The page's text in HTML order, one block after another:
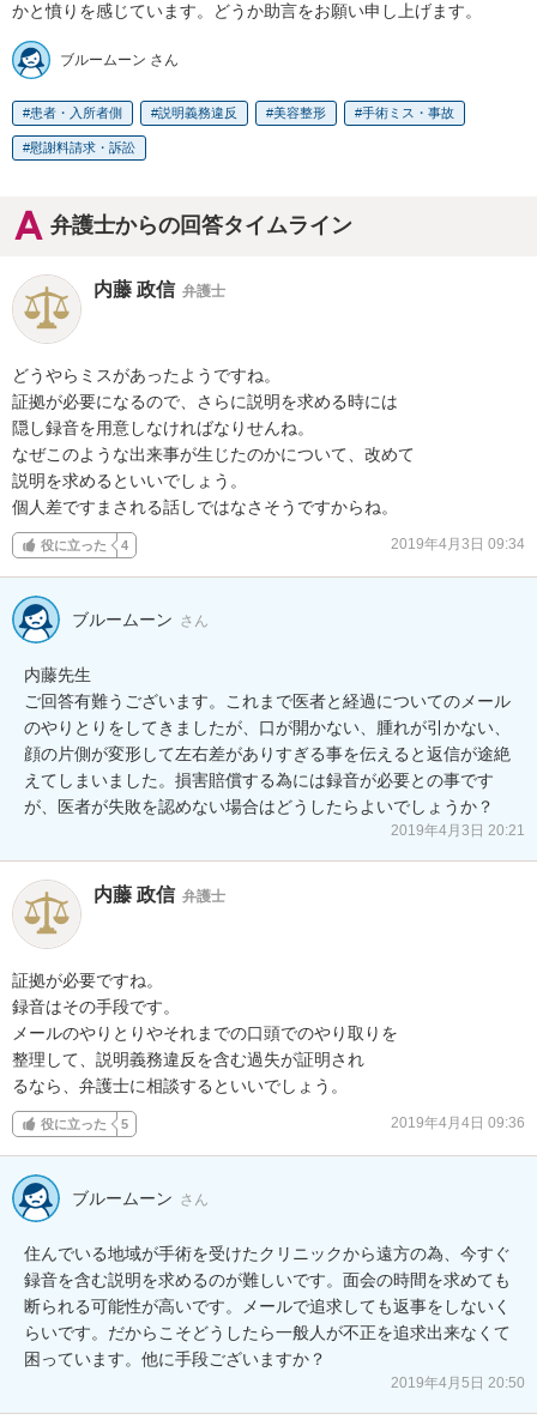
かと憤りを感じています。どうか助言をお願い申し上げます。
ブルームーン さん
患者・入所者側 説明義務違反 美容整形 手術ミス・事故
慰謝料請求・訴訟
弁護士からの回答タイムライン
内藤 政信 弁護士
どうやらミスがあったようですね。
証拠が必要になるので、さらに説明を求める時には
隠し録音を用意しなければなりせんね。
なぜこのような出来事が生じたのかについて、改めて
説明を求めるといいでしょう。
個人差ですまされる話しではなさそうですからね。
役に立った 4 2019年4月3日 09:34
ブルームーン さん
内藤先生
ご回答有難うございます。これまで医者と経過についてのメール
のやりとりをしてきましたが、口が開かない、腫れが引かない、
顔の片側が変形して左右差がありすぎる事を伝えると返信が途絶
えてしまいました。損害賠償する為には録音が必要との事です
が、医者が失敗を認めない場合はどうしたらよいでしょうか？
2019年4月3日 20:21
内藤 政信 弁護士
証拠が必要ですね。
録音はその手段です。
メールのやりとりやそれまでの口頭でのやり取りを
整理して、説明義務違反を含む過失が証明され
るなら、弁護士に相談するといいでしょう。
役に立った 5 2019年4月4日 09:36
ブルームーン さん
住んでいる地域が手術を受けたクリニックから遠方の為、今すぐ
録音を含む説明を求めるのが難しいです。面会の時間を求めても
断られる可能性が高いです。メールで追求しても返事をしないく
らいです。だからこそどうしたら一般人が不正を追求出来なくて
困っています。他に手段ございますか？
2019年4月5日 20:50